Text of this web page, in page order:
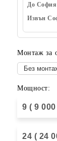
До София
Извън
Монтаж за
Мощност:
9 ( 9
24 ( 24